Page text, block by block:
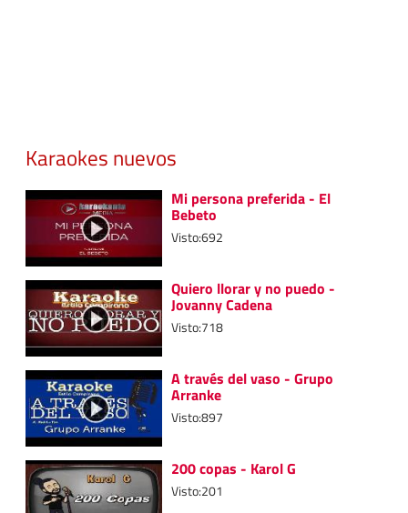
Karaokes nuevos
Mi persona preferida - El
Bebeto
Visto:692
Quiero llorar y no puedo -
Jovanny Cadena
Visto:718
A través del vaso - Grupo
Arranke
Visto:897
200 copas - Karol G
Visto:201